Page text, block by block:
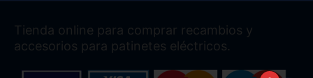
Tienda online para comprar recambios y
accesorios para patinetes eléctricos.